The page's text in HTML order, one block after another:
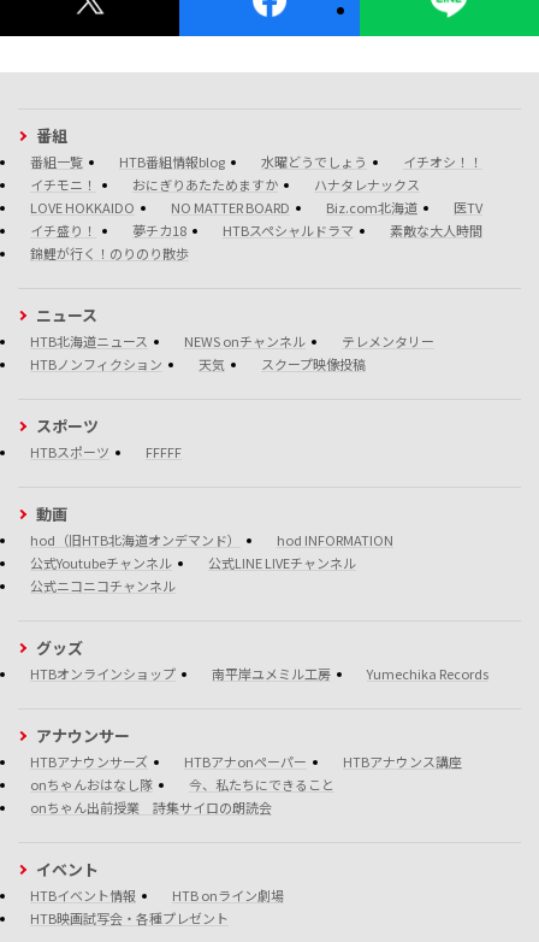
番組
番組一覧 HTB番組情報blog 水曜どうでしょう
イチオシ！！
イチモニ！
おにぎりあたためますか
ハナタレナックス
LOVE HOKKAIDO
NO MATTER BOARD Biz.com北海道
医TV
イチ盛り！
夢チカ18 HTBスペシャルドラマ
素敵な大人時間
錦鯉が行く！のりのり散歩
ニュース
HTB北海道ニュース NEWS onチャンネル
テレメンタリー
HTBノンフィクション
天気 スクープ映像投稿
スポーツ
HTBスポーツ FFFFF
動画
hod（旧HTB北海道オンデマンド）
hod INFORMATION
公式Youtubeチャンネル
公式LINE LIVEチャンネル
公式ニコニコチャンネル
グッズ
HTBオンラインショップ 南平岸ユメミル工房 Yumechika Records
アナウンサー
HTBアナウンサーズ HTBアナonペーパー
HTBアナウンス講座
onちゃんおはなし隊
今、私たちにできること
onちゃん出前授業 詩集サイロの朗読会
イベント
HTBイベント情報
HTB onライン劇場
HTB映画試写会・各種プレゼント